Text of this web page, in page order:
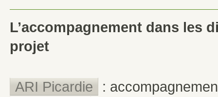
L’accompagnement dans les
projet
ARI Picardie
: